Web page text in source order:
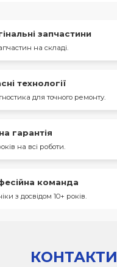
запчастини
на складі.
технології
для точного ремонту.
гарантія
на всі роботи.
команда
з досвідом 10+ років.
КОНТАКТИ